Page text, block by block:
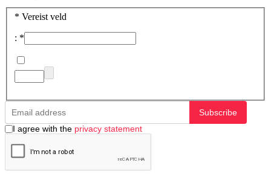
* Vereist veld
: *
Subscribe
I agree with the privacy statement